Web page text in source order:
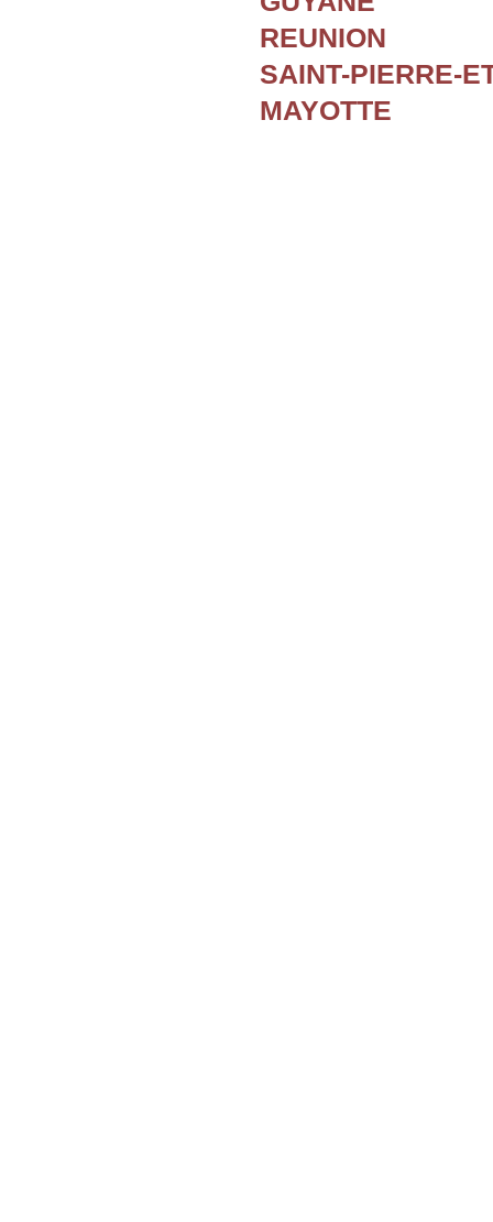
REUNION
SAINT-PIERRE-
MAYOTTE